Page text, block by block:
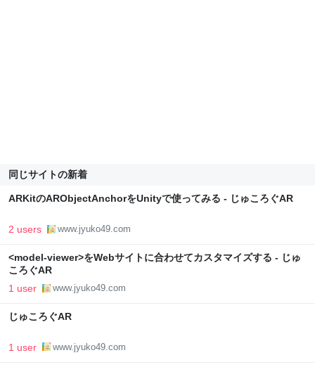
同じサイトの新着
ARKitのARObjectAnchorをUnityで使ってみる - じゅころぐAR
2 users www.jyuko49.com
<model-viewer>をWebサイトに合わせてカスタマイズする - じゅ
ころぐAR
1 user www.jyuko49.com
じゅころぐAR
1 user www.jyuko49.com